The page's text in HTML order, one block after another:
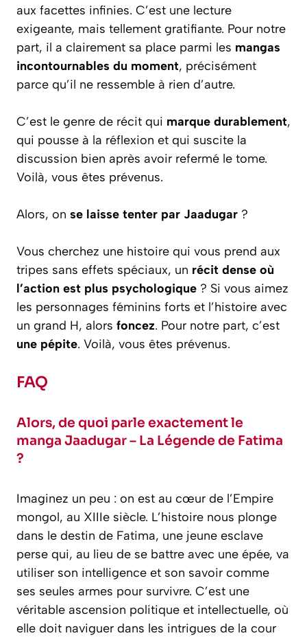
aux facettes infinies. C’est une lecture
exigeante, mais tellement gratifiante. Pour notre
part, il a clairement sa place parmi les mangas
incontournables du moment, précisément
parce qu’il ne ressemble à rien d’autre.
C’est le genre de récit qui marque durablement,
qui pousse à la réflexion et qui suscite la
discussion bien après avoir refermé le tome.
Voilà, vous êtes prévenus.
Alors, on se laisse tenter par Jaadugar ?
Vous cherchez une histoire qui vous prend aux
tripes sans effets spéciaux, un récit dense où
l’action est plus psychologique ? Si vous aimez
les personnages féminins forts et l’histoire avec
un grand H, alors foncez. Pour notre part, c’est
une pépite. Voilà, vous êtes prévenus.
FAQ
Alors, de quoi parle exactement le
manga Jaadugar – La Légende de Fatima
?
Imaginez un peu : on est au cœur de l’Empire
mongol, au XIIIe siècle. L’histoire nous plonge
dans le destin de Fatima, une jeune esclave
perse qui, au lieu de se battre avec une épée, va
utiliser son intelligence et son savoir comme
ses seules armes pour survivre. C’est une
véritable ascension politique et intellectuelle, où
elle doit naviguer dans les intrigues de la cour